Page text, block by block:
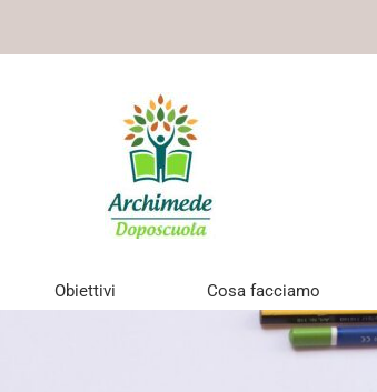
Obiettivi Cosa facciamo